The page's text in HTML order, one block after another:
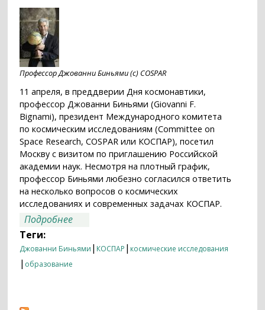
Профессор Джованни Биньями (c) COSPAR
11 апреля, в преддверии Дня космонавтики,
профессор Джованни Биньями (Giovanni F.
Bignami), президент Международного комитета
по космическим исследованиям (Committee on
Space Research, COSPAR или КОСПАР), посетил
Москву с визитом по приглашению Российской
академии наук. Несмотря на плотный график,
профессор Биньями любезно согласился ответить
на несколько вопросов о космических
исследованиях и современных задачах КОСПАР.
Подробнее
руках”
Теги:
Джованни Биньями | КОСПАР | космические исследования
| образование